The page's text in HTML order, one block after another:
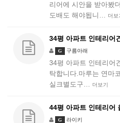
리어에 시안을 받아봤
도배도 해야됩니…
더보
34평 아파트 인테리어
G 구름아래
34평 아파트 인테리어
탁합니다.마루는 연마
실크별도구…
더보기
44평 아파트 인테리어
G 라이키